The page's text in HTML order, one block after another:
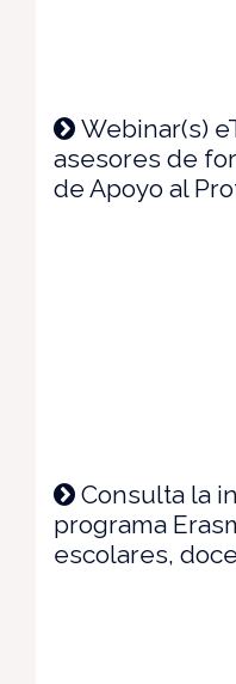
Webinar(s)
asesores de
de Apoyo al
Consulta la
programa
escolares,